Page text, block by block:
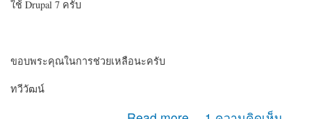
ใช้ Drupal 7 ครับ
ขอบพระคุณในการช่วยเหลือนะครับ
ทวีวัฒน์